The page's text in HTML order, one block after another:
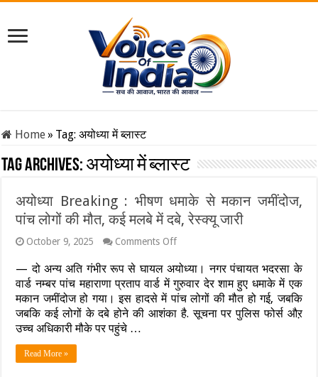
Home» Tag:अयोध्या में ब्लास्ट
Tag Archives:अयोध्या में ब्लास्ट
अयोध्या Breaking : भीषण धमाके से मकान जमींदोज,
पांच लोगों की मौत, कई मलबे में दबे, रेस्क्यू जारी
October 9, 2025 Comments Offon
Breaking
:
भीषण
धमाके
से
— दो अन्य अति गंभीर रूप से घायल अयोध्या। नगर पंचायत भदरसा के
वार्ड नम्बर पांच महाराणा प्रताप वार्ड में गुरुवार देर शाम हुए धमाके में एक
मकान जमींदोज हो गया। इस हादसे में पांच लोगों की मौत हो गई, जबकि
जबकि कई लोगों के दबे होने की आशंका है. सूचना पर पुलिस फोर्स औऱ
उच्च अधिकारी मौके पर पहुंचे …
Read More »